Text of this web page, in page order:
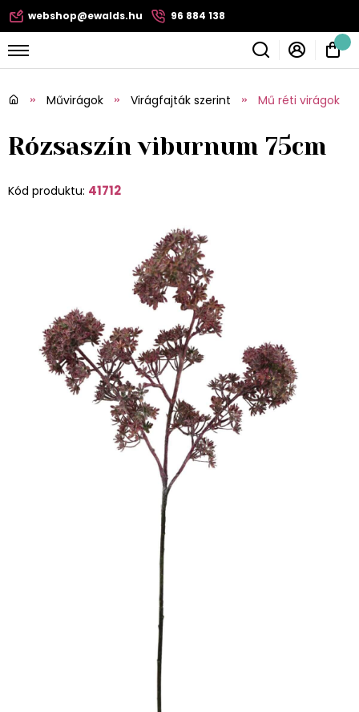
webshop@ewalds.hu 96 884 138
Művirágok Virágfajták szerint Mű réti virágok
Rózsaszín viburnum 75cm
Kód produktu: 41712